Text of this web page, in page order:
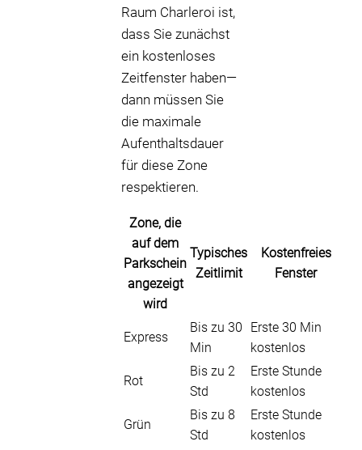
Raum Charleroi ist,
dass Sie zunächst
ein kostenloses
Zeitfenster haben—
dann müssen Sie
die maximale
Aufenthaltsdauer
für diese Zone
respektieren.
Zone, die
auf dem
Parkschein
angezeigt
wird
Typisches
Zeitlimit
Kostenfreies
Fenster
Express
Bis zu 30
Min
Erste 30 Min
kostenlos
Rot
Bis zu 2
Std
Erste Stunde
kostenlos
Grün
Bis zu 8
Std
Erste Stunde
kostenlos